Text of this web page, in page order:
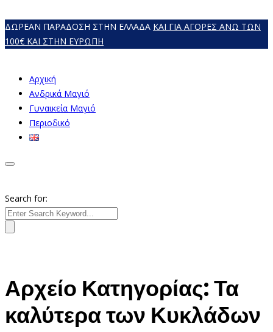
ΔΩΡΕΑΝ ΠΑΡΑΔΟΣΗ ΣΤΗΝ ΕΛΛΑΔΑ ΚΑΙ ΓΙΑ ΑΓΟΡΕΣ ΑΝΩ ΤΩΝ
100€ ΚΑΙ ΣΤΗΝ ΕΥΡΩΠΗ
Αρχική
Ανδρικά Μαγιό
Γυναικεία Mαγιό
Περιοδικό
Search for:
Αρχείο Κατηγορίας:Τα
καλύτερα των Κυκλάδων